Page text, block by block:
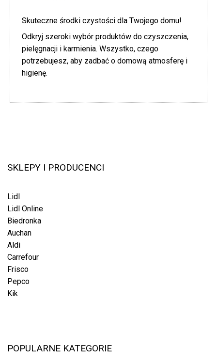
Skuteczne środki czystości dla Twojego domu!
Odkryj szeroki wybór produktów do czyszczenia,
pielęgnacji i karmienia. Wszystko, czego
potrzebujesz, aby zadbać o domową atmosferę i
higienę.
SKLEPY I PRODUCENCI
Lidl
Lidl Online
Biedronka
Auchan
Aldi
Carrefour
Frisco
Pepco
Kik
POPULARNE KATEGORIE